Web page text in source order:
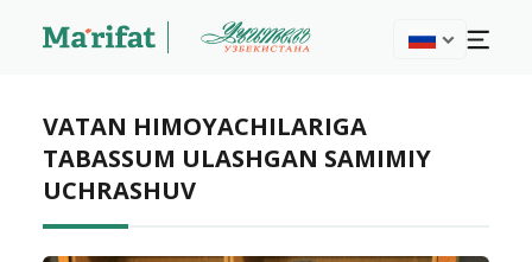
VATAN HIMOYACHILARIGA
TABASSUM ULASHGAN SAMIMIY
UCHRASHUV